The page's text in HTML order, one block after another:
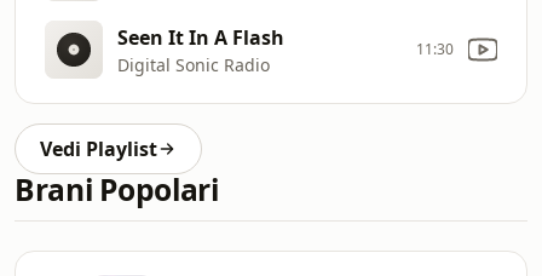
Seen It In A Flash
Digital Sonic Radio
11:30
Vedi Playlist
Brani Popolari